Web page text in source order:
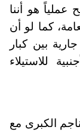
هو أننا
كما لو أن
بين كبار
للاستيلاء
الكبرى مع